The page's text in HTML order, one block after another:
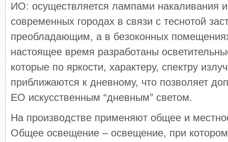
ИО: осуществляется лампами накаливания
современных городах в связи с теснотой
преобладающим, а в безоконных
настоящее время разработаны
которые по яркости, характеру, спектру
приближаются к дневному, что позволяет
ЕО искусственным “дневным” светом.
На производстве применяют общее и
Общее освещение – освещение, при котором